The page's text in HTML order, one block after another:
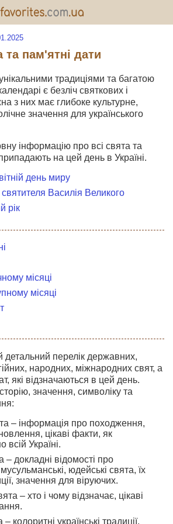
та пам'ятні дати
традиціями та багатою
є безліч святкових і
з них має глибоке культурне,
значення для українського
інформацію про всі свята та
на цей день в Україні.
день миру
Василія Великого
рік
місяці
місяці
детальний перелік державних,
народних, міжнародних свят, а
які відзначаються в цей день.
значення, символіку та
– інформація про походження,
цікаві факти, як
всій Україні.
– докладні відомості про
юдейські свята, їх
значення для віруючих.
– хто і чому відзначає, цікаві
колоритні українські традиції,